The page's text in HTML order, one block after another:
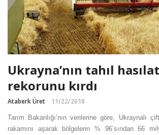
Ukrayna’nın tahıl
rekorunu kırdı
Ataberk Üret 11/22/2018
Tarım Bakanlığı’nın verilerine göre, Ukraynalı
rakamını aşarak bölgelerin % 96’sından 66